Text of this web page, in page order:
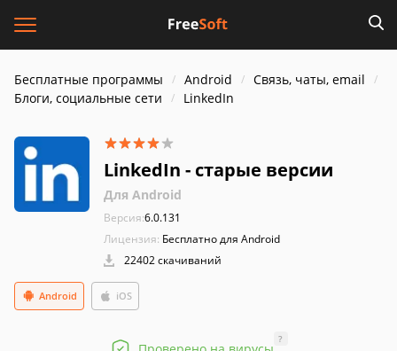
Бесплатные программы Android
Связь, чаты, email
Блоги, социальные сети
LinkedIn
LinkedIn - старые версии
Для Android
Версия:6.0.131
Лицензия: Бесплатно для Android
22402 скачиваний
iOS
Android
?